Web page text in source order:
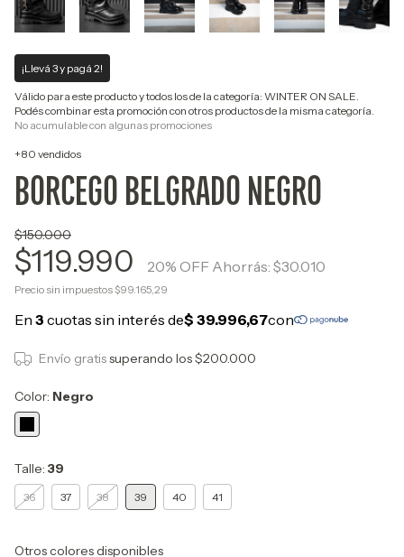
¡Llevá 3 y pagá 2!
Válido para este producto y todos los de la categoría: WINTER ON SALE.
Podés combinar esta promoción con otros productos de la misma categoría.
No acumulable con algunas promociones
+80 vendidos
BORCEGO BELGRADO NEGRO
$150.000
$119.990 20% OFF Ahorrás: $30.010
Precio sin impuestos $99.165,29
Envío gratissuperando los$200.000
Color: Negro
Talle: 39
36 37 38 39 40 41
Otros colores disponibles